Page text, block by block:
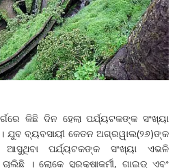
କିଛି ଦିନ ହେଲା ପର୍ଯ୍ୟଟକଙ୍କ ସଂଖ୍ୟା
ଯୁବ ବ୍ୟବସାୟୀ କେତନ ଅଗ୍ରୱାଲ(୨୬)ଙ୍କ
ଆସୁଥିବା ପର୍ଯ୍ୟଟକଙ୍କ ସଂଖ୍ୟା ଏଭଳି
। ଲୋକେ ସୁରକ୍ଷାକର୍ମୀ, ଗାଇଡ୍‌ ଏବଂ